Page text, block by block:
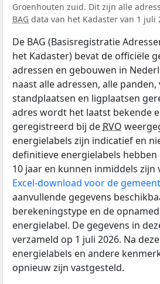
Groenhouten zuid. Dit zijn alle
BAG data van het Kadaster van 1 juli
De BAG (Basisregistratie
het Kadaster) bevat de officiële
adressen en gebouwen in
naast alle adressen, alle
standplaatsen en ligplaatsen
adres wordt het laatst bekende
geregistreerd bij de RVO
energielabels zijn indicatief en
definitieve energielabels
10 jaar en kunnen inmiddels zijn
Excel-download voor de
aanvullende gegevens
berekeningstype en de
energielabel. De gegevens in
verzameld op 1 juli 2026. Na
energielabels en andere
opnieuw zijn vastgesteld.